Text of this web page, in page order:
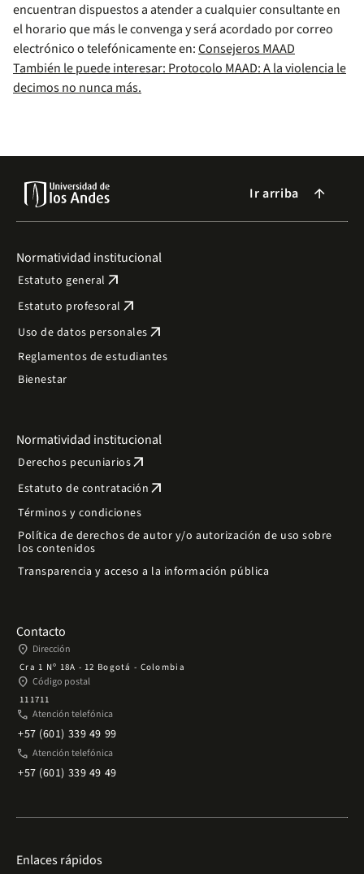
encuentran dispuestos a atender a cualquier consultante en
el horario que más le convenga y será acordado por correo
electrónico o telefónicamente en:Consejeros MAAD
También le puede interesar: Protocolo MAAD: A la violencia le
decimos no nunca más.
Ir arriba arrow_forward
Normatividad institucional
Estatuto general arrow_outward
Estatuto profesoral arrow_outward
Uso de datos personales arrow_outward
Reglamentos de estudiantes
Bienestar
Normatividad institucional
Derechos pecuniariosarrow_outward
Estatuto de contratación arrow_outward
Términos y condiciones
Política de derechos de autor y/o autorización de uso sobre
los contenidos
Transparencia y acceso a la información pública
Contacto
place Dirección
Cra 1 Nº 18A - 12 Bogotá - Colombia
place Código postal
111711
phone Atención telefónica
+57 (601) 339 49 99
phone Atención telefónica
+57 (601) 339 49 49
Enlaces rápidos